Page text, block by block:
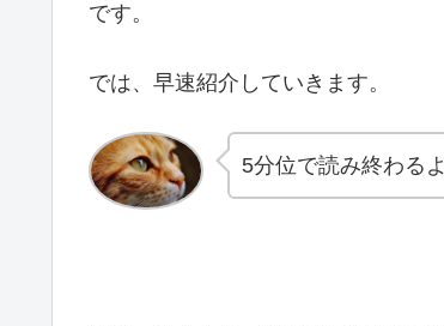
です。
では、早速紹介していきます。
5分位で読み終わるよ